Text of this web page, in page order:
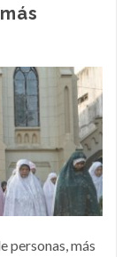
personas, más